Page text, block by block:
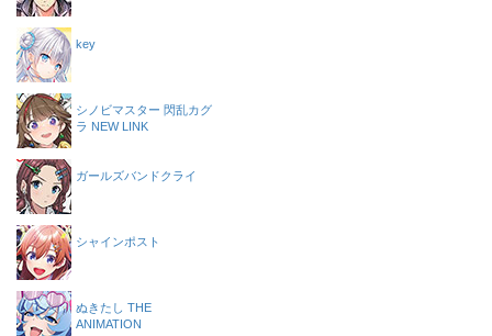
key
シノビマスター 閃乱カグ
ラ NEW LINK
ガールズバンドクライ
シャインポスト
ぬきたし THE
ANIMATION